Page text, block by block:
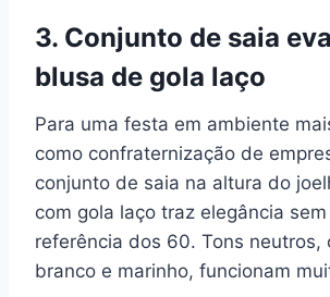
3. Conjunto de saia
blusa de gola laço
Para uma festa em ambiente
como confraternização de
conjunto de saia na altura do
com gola laço traz elegância
referência dos 60. Tons neutros,
branco e marinho, funcionam